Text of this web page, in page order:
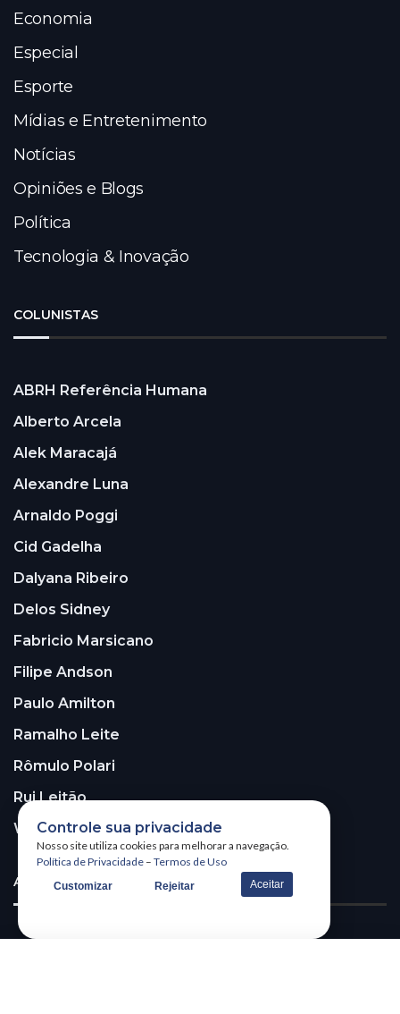
Economia
Especial
Esporte
Mídias e Entretenimento
Notícias
Opiniões e Blogs
Política
Tecnologia & Inovação
COLUNISTAS
ABRH Referência Humana
Alberto Arcela
Alek Maracajá
Alexandre Luna
Arnaldo Poggi
Cid Gadelha
Dalyana Ribeiro
Delos Sidney
Fabricio Marsicano
Filipe Andson
Paulo Amilton
Ramalho Leite
Rômulo Polari
Rui Leitão
Walter Santos
ASSINE A NOSSA NEWSLETTER!
Controle sua privacidade
Nosso site utiliza cookies para melhorar a navegação.
Política de Privacidade – Termos de Uso
Customizar Rejeitar Aceitar